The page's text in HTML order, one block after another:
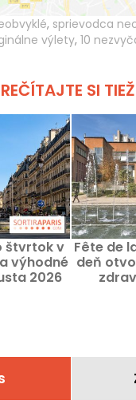
, sprievodca
výlety, 10
SI
štvrtok v
výhodné
2026
Fête de
deň